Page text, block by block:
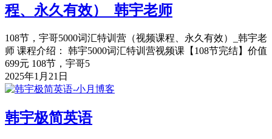
程、永久有效）_韩宇老师
108节，宇哥5000词汇特训营（视频课程、永久有效）_韩宇老
师 课程介绍： 韩宇5000词汇特训营视频课【108节完结】价值
699元 108节，宇哥5
2025年1月21日
韩宇极简英语